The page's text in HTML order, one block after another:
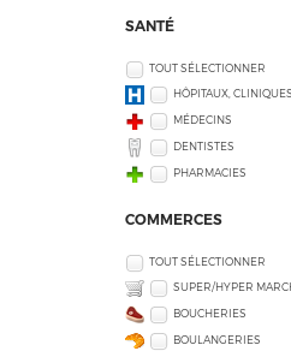
SANTÉ
TOUT SÉLECTIONNER
HÔPITAUX, CLINIQUES
MÉDECINS
DENTISTES
PHARMACIES
COMMERCES
TOUT SÉLECTIONNER
SUPER/HYPER
BOUCHERIES
BOULANGERIES